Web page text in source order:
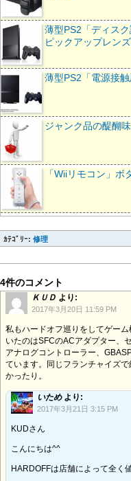
薄型PS2「ディス
ピックアップレン
薄型PS2「電源接
ジャンク品の醍醐
「Wiiリモコン」ボ
ｶﾃｺﾞﾘｰ: 修理
4件のコメント
ＫＵＤ より:
2017年3月20日 11:59 PM
私もハードオフ巡りをしてゲー
いたのはSFCのACアダプター、
アナログコントローラー、
ています。同じフランチャイズ
かったり。
いため より:
2017年3月21日 3:15 PM
KUDさん
こんにちは^^
HARDOFFは店舗によって全く